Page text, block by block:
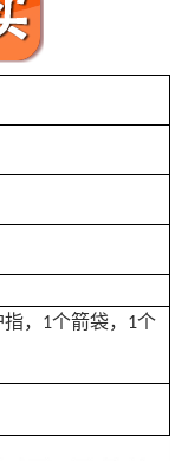
， 1个箭袋， 1个